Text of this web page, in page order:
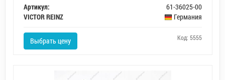
Артикул:
61-36025-00
VICTOR REINZ
Германия
Выбрать цену Код: 5555